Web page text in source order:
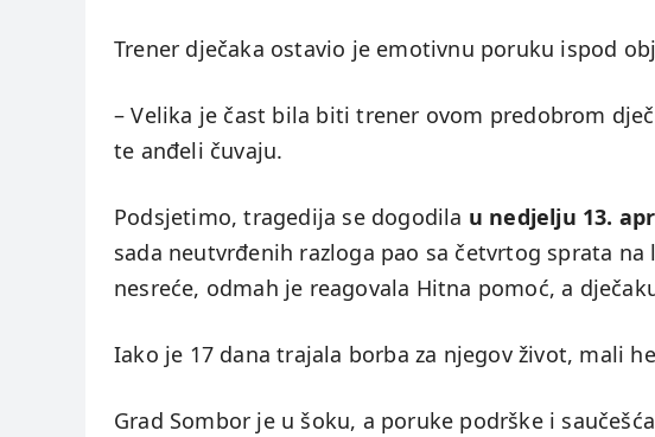
Trener dječaka ostavio je emotivnu poruku ispod
– Velika je čast bila biti trener ovom predobrom
te anđeli čuvaju.
Podsjetimo, tragedija se dogodila u nedjelju 13.
sada neutvrđenih razloga pao sa četvrtog sprata
nesreće, odmah je reagovala Hitna pomoć, a
Iako je 17 dana trajala borba za njegov život, mali
Grad Sombor je u šoku, a poruke podrške i